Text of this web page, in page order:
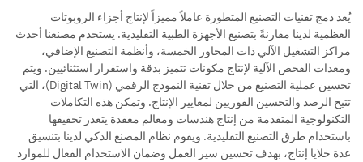
يُعد دمج تقنيات التصنيع المتطورة عاملاً مميزاً لإنتاج أجزاء الروبوتات
العظمية لدينا مقارنةً بتصنيع الأجهزة الطبية التقليدية. يستخدم مصنعنا أحدث
مراكز التشغيل الآلي ذات المحاور الخمسة، وأنظمة التصنيع الإضافي،
ومعدات الفحص الآلية لإنتاج مكونات تتميز بدقة واستقرار استثنائيين. ويتم
تحسين عملية التصنيع من خلال تقنية النموذج الرقمي (Digital Twin)، التي
تتيح الرصد والتحسين الفوريين لمعايير الإنتاج. وتمكن هذه التكاملات
التكنولوجية المتقدمة من إنتاج هندسات ومعالم معقدة يتعذر تحقيقها
باستخدام طرق التصنيع التقليدية. ويقوم نظام المصنع الذكي لدينا بتنسيق
عدة خلايا إنتاج، بهدف تحسين سير العمل وضمان الاستخدام الفعال للموارد